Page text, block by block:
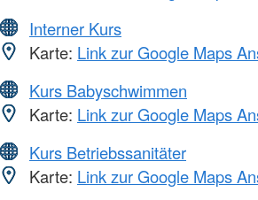
Interner Kurs
Karte: Link zur Google Maps
Kurs Babyschwimmen
Karte: Link zur Google Maps
Kurs Betriebssanitäter
Karte: Link zur Google Maps